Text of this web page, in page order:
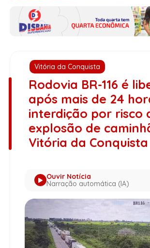
Vitória da Conquista
Rodovia BR-116 é
após mais de 24
interdição por risco
explosão de
Vitória da Conquista
Ouvir Notícia
Narração automática (IA)